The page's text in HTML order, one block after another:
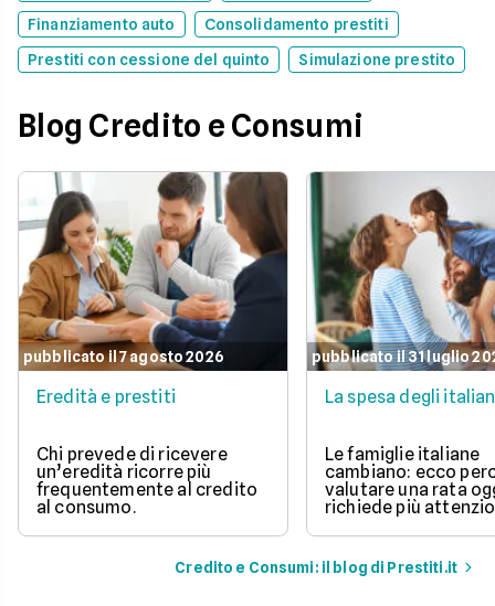
Finanziamento auto
Consolidamento prestiti
Prestiti con cessione del quinto
Simulazione prestito
Blog Credito e Consumi
pubblicato il 7 agosto 2026
Eredità e prestiti
Chi prevede di ricevere
un’eredità ricorre più
frequentemente al credito
al consumo.
pubblicato il 31 luglio
La spesa degli
Le famiglie italiane
cambiano: ecco
valutare una rata
richiede più
Credito e Consumi: il blog di Prestiti.it